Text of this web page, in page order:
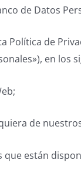
de Datos
Política de
en los
de
están